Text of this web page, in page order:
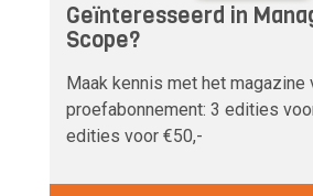
Geïnteresseerd in
Scope?
Maak kennis met het magazine
proefabonnement: 3 edities
edities voor €50,-